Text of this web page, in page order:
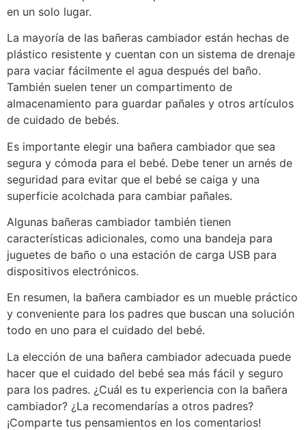
en un solo lugar.
La mayoría de las bañeras cambiador están hechas de
plástico resistente y cuentan con un sistema de drenaje
para vaciar fácilmente el agua después del baño.
También suelen tener un compartimento de
almacenamiento para guardar pañales y otros artículos
de cuidado de bebés.
Es importante elegir una bañera cambiador que sea
segura y cómoda para el bebé. Debe tener un arnés de
seguridad para evitar que el bebé se caiga y una
superficie acolchada para cambiar pañales.
Algunas bañeras cambiador también tienen
características adicionales, como una bandeja para
juguetes de baño o una estación de carga USB para
dispositivos electrónicos.
En resumen, la bañera cambiador es un mueble práctico
y conveniente para los padres que buscan una solución
todo en uno para el cuidado del bebé.
La elección de una bañera cambiador adecuada puede
hacer que el cuidado del bebé sea más fácil y seguro
para los padres. ¿Cuál es tu experiencia con la bañera
cambiador? ¿La recomendarías a otros padres?
¡Comparte tus pensamientos en los comentarios!